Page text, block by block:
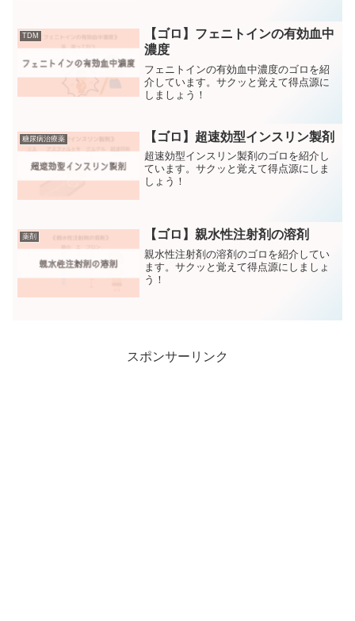
TDM
【ゴロ】フェニトインの有効血中
濃度
フェニトインの有効血中濃度のゴロを紹
介しています。サクッと覚えて得点源に
しましょう！
糖尿病治療薬 【ゴロ】超速効型インスリン製剤
超速効型インスリン製剤のゴロを紹介し
ています。サクッと覚えて得点源にしま
しょう！
薬剤 【ゴロ】親水性注射剤の溶剤
親水性注射剤の溶剤のゴロを紹介してい
ます。サクッと覚えて得点源にしましょ
う！
スポンサーリンク